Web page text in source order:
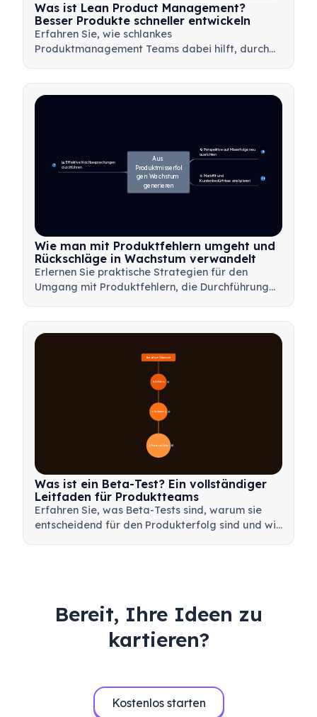
Was ist Lean Product Management?
Besser Produkte schneller entwickeln
Erfahren Sie, wie schlankes
Produktmanagement Teams dabei hilft, durch
Wesentliche schneller Mehrwert zu liefern.
🔄 Perspektive auf Misserfolge neu
ausrichten
4
📊 Effektive Nachbesprechungen
durchführen
7
🎯 Marktfit und
Kundenbedürfnisse analysieren
14
Aus
Produktmisserfol
gen Wachstum
generieren
Wie man mit Produktfehlern umgeht und
Rückschläge in Wachstum verwandelt
Erlernen Sie praktische Strategien für den
Umgang mit Produktfehlern, die Durchführung
Lernmöglichkeiten für Ihr Team.
🔍 Definition 4
🎯 Bedeutung 7
📋 Prozess und Arten
Beta-Test-Übersicht
Was ist ein Beta-Test? Ein vollständiger
Leitfaden für Produktteams
Erfahren Sie, was Beta-Tests sind, warum sie
entscheidend für den Produkterfolg sind und wie
Bereit, Ihre Ideen zu
kartieren?
Kostenlos starten